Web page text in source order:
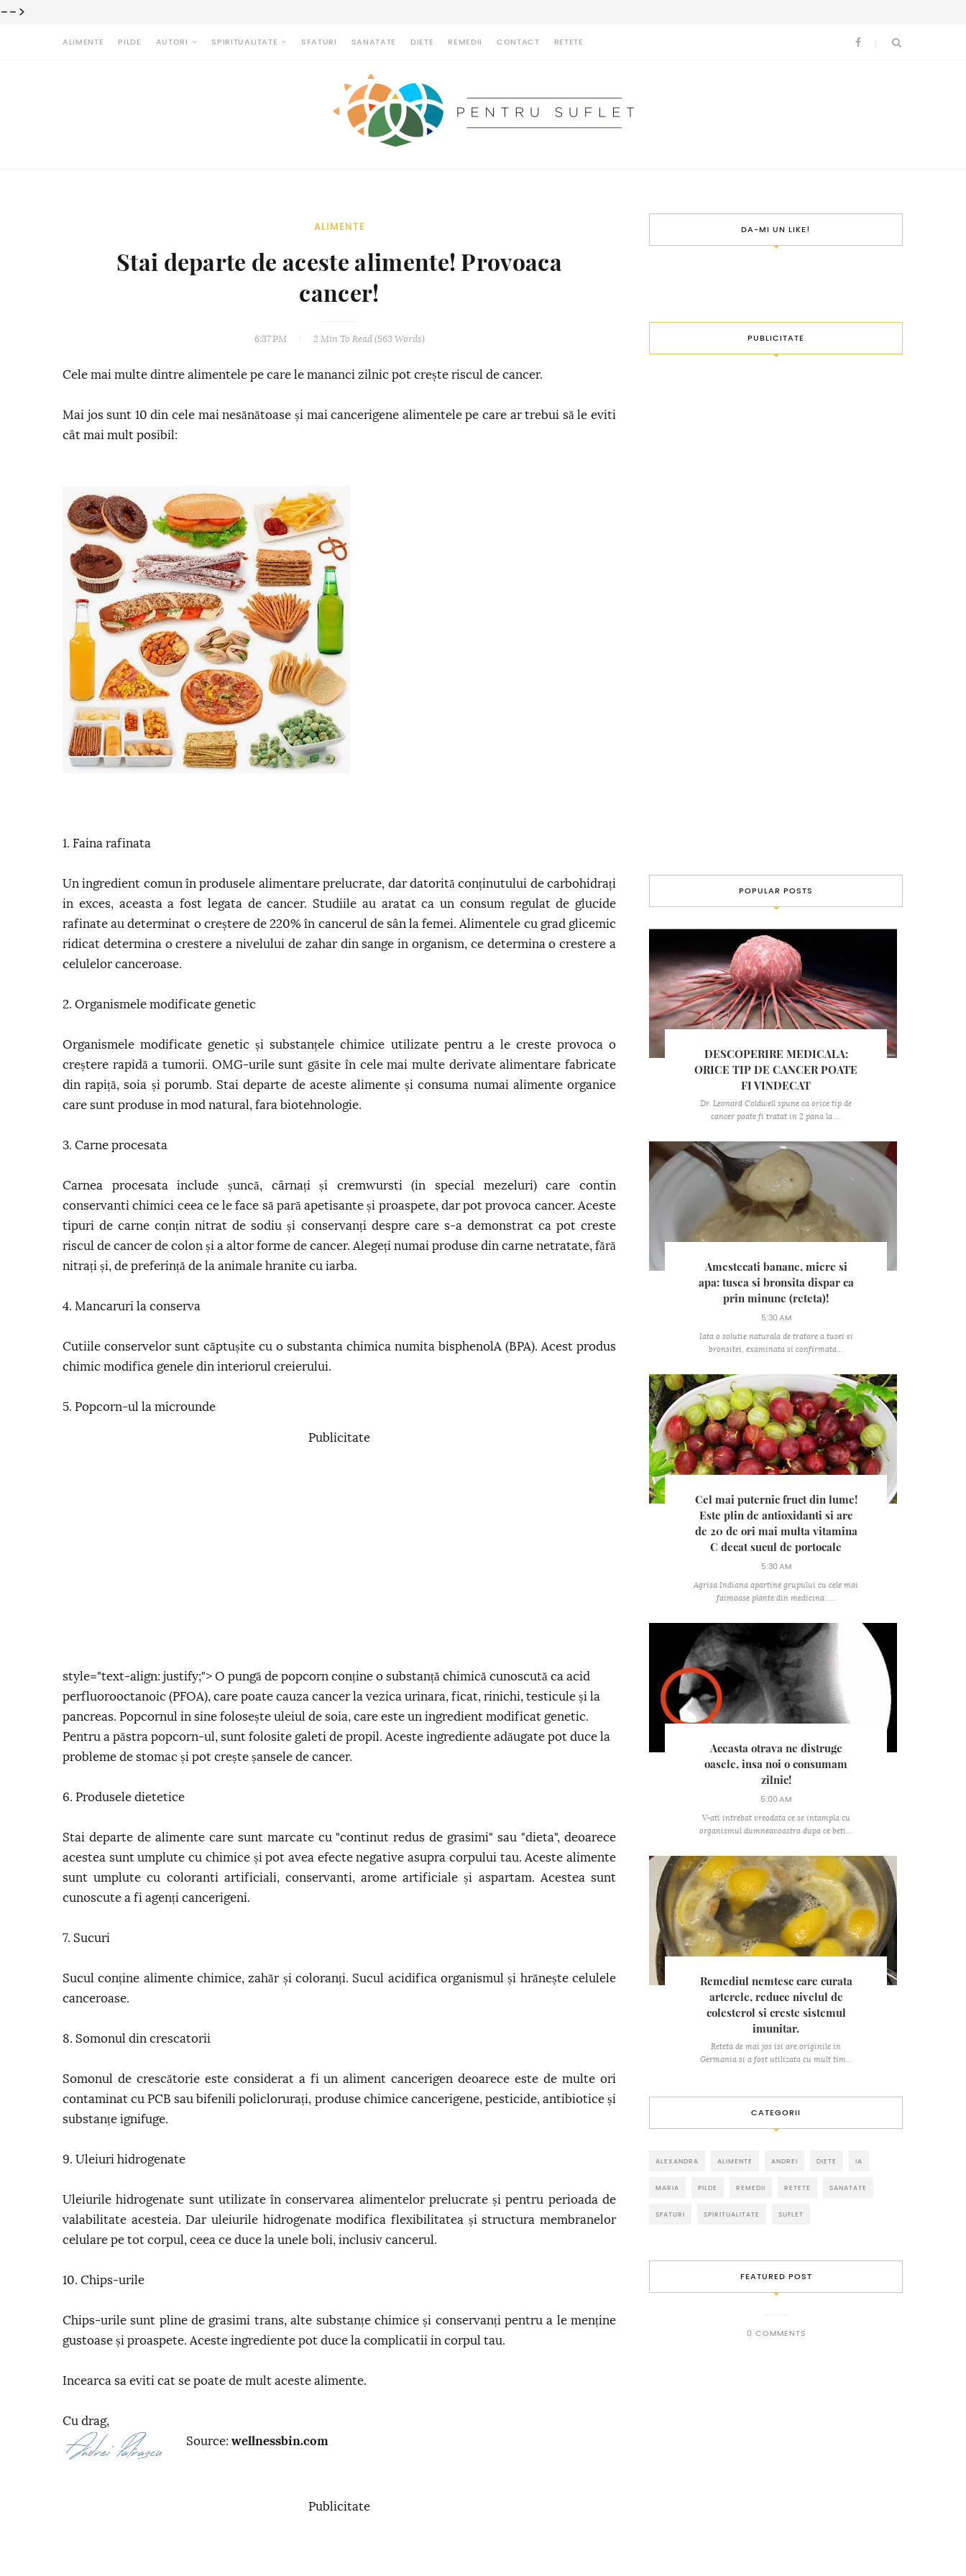
-->
ALIMENTE PILDE AUTORI SPIRITUALITATE SFATURI SANATATE DIETE REMEDII CONTACT RETETE
ALIMENTE
Stai departe de aceste alimente! Provoaca
cancer!
6:37 PM 2 MinTo Read (563Words)
Cele mai multe dintre alimentele pe care le mananci zilnic pot crește riscul de cancer.
Mai jos sunt 10 din cele mai nesănătoase și mai cancerigene alimentele pe care ar trebui să le eviti
cât mai mult posibil:
1. Faina rafinata
Un ingredient comun în produsele alimentare prelucrate, dar datorită conținutului de carbohidrați
in exces, aceasta a fost legata de cancer. Studiile au aratat ca un consum regulat de glucide
rafinate au determinat o creștere de 220% în cancerul de sân la femei. Alimentele cu grad glicemic
ridicat determina o crestere a nivelului de zahar din sange in organism, ce determina o crestere a
celulelor canceroase.
2. Organismele modificate genetic
Organismele modificate genetic și substanțele chimice utilizate pentru a le creste provoca o
creștere rapidă a tumorii. OMG-urile sunt găsite în cele mai multe derivate alimentare fabricate
din rapiță, soia și porumb. Stai departe de aceste alimente și consuma numai alimente organice
care sunt produse in mod natural, fara biotehnologie.
3. Carne procesata
Carnea procesata include șuncă, cârnați și cremwursti (in special mezeluri) care contin
conservanti chimici ceea ce le face să pară apetisante și proaspete, dar pot provoca cancer. Aceste
tipuri de carne conțin nitrat de sodiu și conservanți despre care s-a demonstrat ca pot creste
riscul de cancer de colon și a altor forme de cancer. Alegeți numai produse din carne netratate, fără
nitrați și, de preferință de la animale hranite cu iarba.
4. Mancaruri la conserva
Cutiile conservelor sunt căptușite cu o substanta chimica numita bisphenolA (BPA). Acest produs
chimic modifica genele din interiorul creierului.
5. Popcorn-ul la microunde
Publicitate
style="text-align: justify;"> O pungă de popcorn conține o substanță chimică cunoscută ca acid
perfluorooctanoic (PFOA), care poate cauza cancer la vezica urinara, ficat, rinichi, testicule și la
pancreas. Popcornul in sine folosește uleiul de soia, care este un ingredient modificat genetic.
Pentru a păstra popcorn-ul, sunt folosite galeti de propil. Aceste ingrediente adăugate pot duce la
probleme de stomac și pot crește șansele de cancer.
6. Produsele dietetice
Stai departe de alimente care sunt marcate cu "continut redus de grasimi" sau "dieta", deoarece
acestea sunt umplute cu chimice și pot avea efecte negative asupra corpului tau. Aceste alimente
sunt umplute cu coloranti artificiali, conservanti, arome artificiale și aspartam. Acestea sunt
cunoscute a fi agenți cancerigeni.
7. Sucuri
Sucul conține alimente chimice, zahăr și coloranți. Sucul acidifica organismul și hrănește celulele
canceroase.
8. Somonul din crescatorii
Somonul de crescătorie este considerat a fi un aliment cancerigen deoarece este de multe ori
contaminat cu PCB sau bifenili policlorurați, produse chimice cancerigene, pesticide, antibiotice și
substanțe ignifuge.
9. Uleiuri hidrogenate
Uleiurile hidrogenate sunt utilizate în conservarea alimentelor prelucrate și pentru perioada de
valabilitate acesteia. Dar uleiurile hidrogenate modifica flexibilitatea și structura membranelor
celulare pe tot corpul, ceea ce duce la unele boli, inclusiv cancerul.
10. Chips-urile
Chips-urile sunt pline de grasimi trans, alte substanțe chimice și conservanți pentru a le menține
gustoase și proaspete. Aceste ingrediente pot duce la complicatii in corpul tau.
Incearca sa eviti cat se poate de mult aceste alimente.
Cu drag,
Source: wellnessbin.com
Publicitate
DA-MI UN LIKE!
PUBLICITATE
POPULAR POSTS
DESCOPERIRE MEDICALA:
ORICE TIP DE CANCER POATE
FI VINDECAT
Dr. Leonard Coldwell spune ca orice tip de
cancer poate fi tratat in 2 pana la ...
Amestecati banane, miere si
apa: tusea si bronsita dispar ca
prin minune (reteta)!
5:30 AM
Iata o solutie naturala de tratare a tusei si
bronsitei, examinata si confirmata...
Cel mai puternic fruct din lume!
Este plin de antioxidanti si are
de 20 de ori mai multa vitamina
C decat sucul de portocale
5:30 AM
Agrisa Indiana apartine grupului cu cele mai
faimoase plante din medicina. ...
Aceasta otrava ne distruge
oasele, insa noi o consumam
zilnic!
5:00 AM
V-ati intrebat vreodata ce se intampla cu
organismul dumneavoastra dupa ce beti...
Remediul nemtesc care curata
arterele, reduce nivelul de
colesterol si creste sistemul
imunitar.
Reteta de mai jos isi are originile in
Germania si a fost utilizata cu mult tim...
CATEGORII
ALEXANDRA ALIMENTE ANDREI DIETE IA
MARIA PILDE REMEDII RETETE SANATATE
SFATURI SPIRITUALITATE SUFLET
FEATURED POST
0 COMMENTS